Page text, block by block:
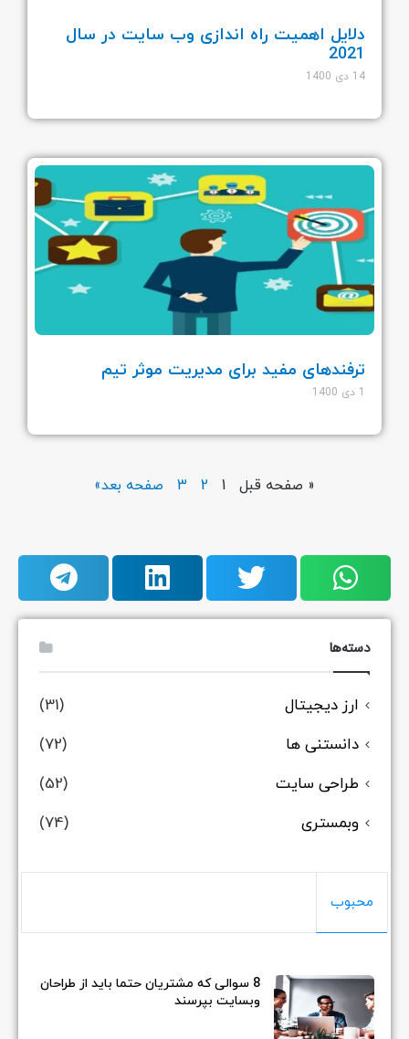
دلایل اهمیت راه اندازی وب سایت در سال
2021
14 دی 1400
ترفندهای مفید برای مدیریت موثر تیم
« صفحه قبل 2
3 صفحه بعد»
دسته‌ها
ارز دیجیتال
دانستنی ها
طراحی سایت
وبمستری
محبوب
8 سوالی که مشتریان حتما باید از طراحان
وبسایت بپرسند